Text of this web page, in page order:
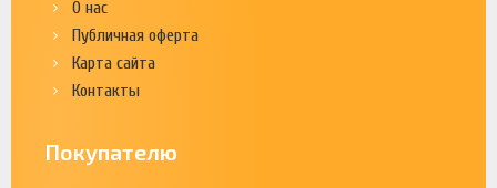
О нас
Публичная оферта
Карта сайта
Контакты
Покупателю